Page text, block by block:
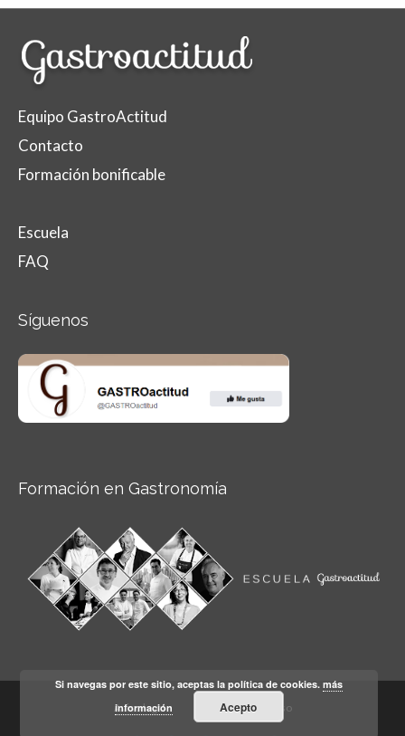
Equipo GastroActitud
Contacto
Formación bonificable
Escuela
FAQ
Síguenos
Formación en Gastronomía
Aviso legal Condiciones de Uso
Si navegas por este sitio, aceptas la política de cookies.más
información
Acepto